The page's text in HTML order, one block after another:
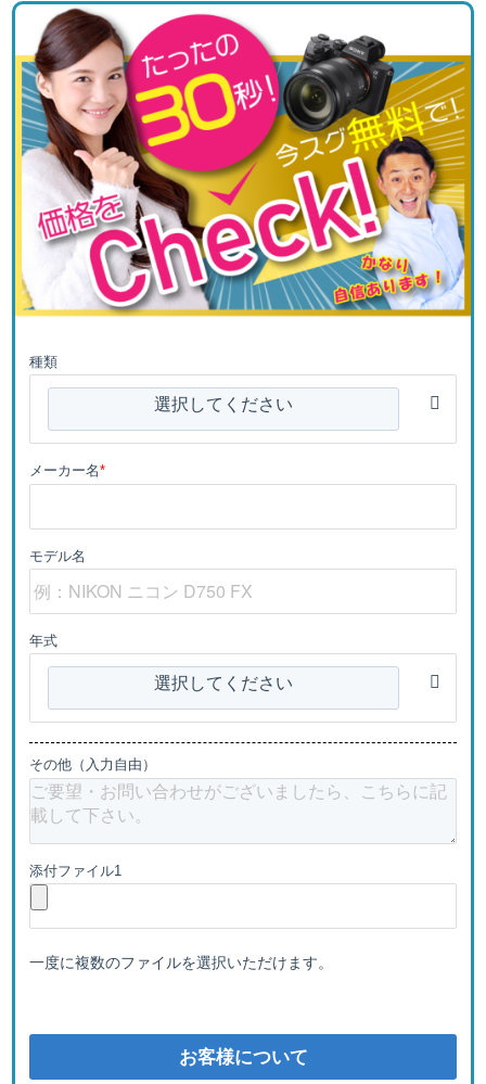
種類
選択してください
メーカー名*
モデル名
年式
選択してください
その他（入力自由）
添付ファイル1
一度に複数のファイルを選択いただけます。
お客様について